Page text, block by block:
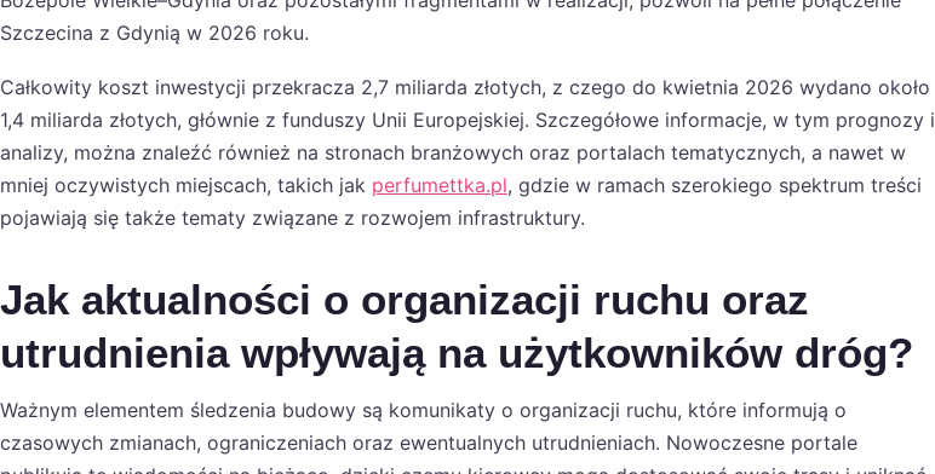
Szczecina z Gdynią w 2026 roku.
Całkowity koszt inwestycji przekracza 2,7 miliarda złotych, z czego do kwietnia 2026 wydano około
1,4 miliarda złotych, głównie z funduszy Unii Europejskiej. Szczegółowe informacje, w tym prognozy i
analizy, można znaleźć również na stronach branżowych oraz portalach tematycznych, a nawet w
mniej oczywistych miejscach, takich jak perfumettka.pl, gdzie w ramach szerokiego spektrum treści
pojawiają się także tematy związane z rozwojem infrastruktury.
Jak aktualności o organizacji ruchu oraz
utrudnienia wpływają na użytkowników dróg?
Ważnym elementem śledzenia budowy są komunikaty o organizacji ruchu, które informują o
czasowych zmianach, ograniczeniach oraz ewentualnych utrudnieniach. Nowoczesne portale